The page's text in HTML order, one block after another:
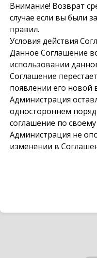
Внимание! Возврат
случае если вы были
правил.
Условия действия
Данное Соглашение
использовании
Соглашение
появлении его новой
Администрация
одностороннем
соглашение по
Администрация не
изменении в